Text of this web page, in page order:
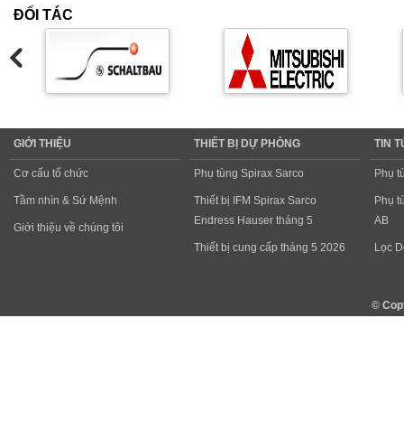
ĐỐI TÁC
GIỚI THIỆU
Cơ cấu tổ chức
Tầm nhìn & Sứ Mệnh
Giới thiệu về chúng tôi
THIẾT BỊ DỰ PHÒNG
Phụ tùng Spirax Sarco
Thiết bị IFM Spirax Sarco
Endress Hauser tháng 5
Thiết bị cung cấp tháng 5 2026
TIN
Phụ
Phụ
AB
Lọc
©